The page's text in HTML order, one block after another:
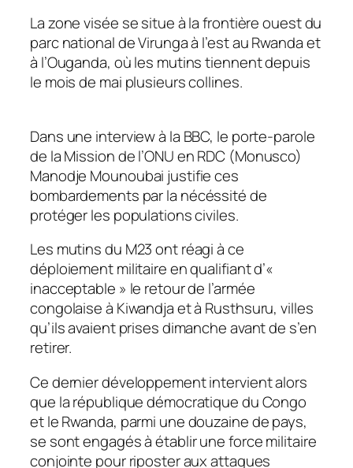
La zone visée se situe à la frontière ouest du
parc national de Virunga à l’est au Rwanda et
à l’Ouganda, où les mutins tiennent depuis
le mois de mai plusieurs collines.
Dans une interview à la BBC, le porte-parole
de la Mission de l’ONU en RDC (Monusco)
Manodje Mounoubai justifie ces
bombardements par la nécéssité de
protéger les populations civiles.
Les mutins du M23 ont réagi à ce
déploiement militaire en qualifiant d’«
inacceptable » le retour de l’armée
congolaise à Kiwandja et à Rusthsuru, villes
qu’ils avaient prises dimanche avant de s’en
retirer.
Ce dernier développement intervient alors
que la république démocratique du Congo
et le Rwanda, parmi une douzaine de pays,
se sont engagés à établir une force militaire
conjointe pour riposter aux attaques